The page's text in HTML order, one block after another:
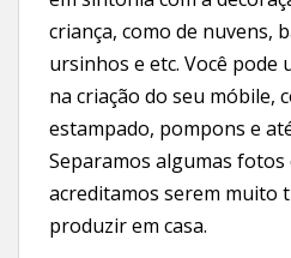
criança, como de nuvens,
ursinhos e etc. Você pode
na criação do seu móbile,
estampado, pompons e
Separamos algumas fotos
acreditamos serem muito
produzir em casa.